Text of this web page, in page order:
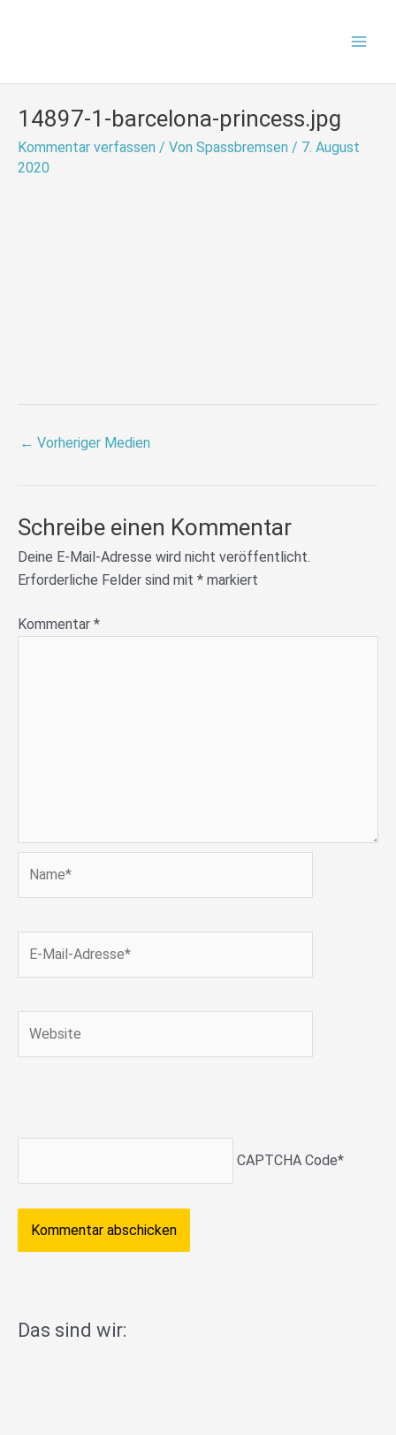
14897-1-barcelona-princess.jpg
Kommentar verfassen / Von Spassbremsen / 7. August
2020
← Vorheriger Medien
Schreibe einen Kommentar
Deine E-Mail-Adresse wird nicht veröffentlicht.
Erforderliche Felder sind mit * markiert
Kommentar *
Mail-
CAPTCHA Code*
Das sind wir: